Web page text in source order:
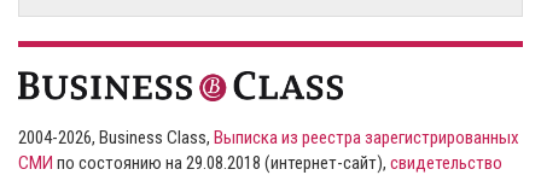
2004-2026, Business Class, Выписка из реестра зарегистрированных
СМИ по состоянию на 29.08.2018 (интернет-сайт), свидетельство